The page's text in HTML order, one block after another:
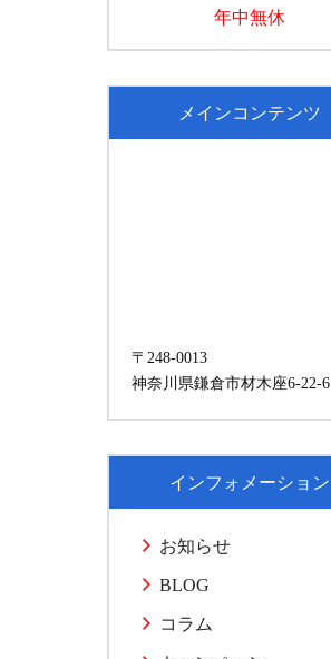
年中無休
メインコンテンツ
〒248-0013
神奈川県鎌倉市材木座6-22-6
インフォメーション
お知らせ
BLOG
コラム